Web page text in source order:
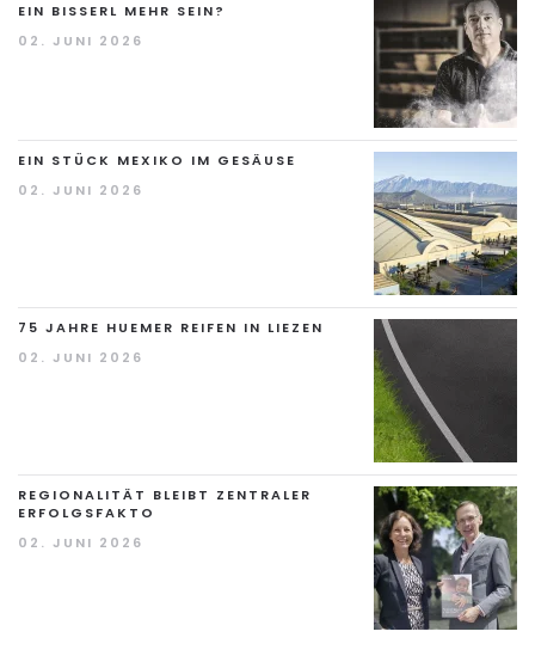
EIN BISSERL MEHR SEIN?
02. JUNI 2026
EIN STÜCK MEXIKO IM GESÄUSE
02. JUNI 2026
75 JAHRE HUEMER REIFEN IN LIEZEN
02. JUNI 2026
REGIONALITÄT BLEIBT ZENTRALER
ERFOLGSFAKTO
02. JUNI 2026